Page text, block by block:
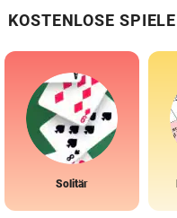
KOSTENLOSE SPIELE
Solitär